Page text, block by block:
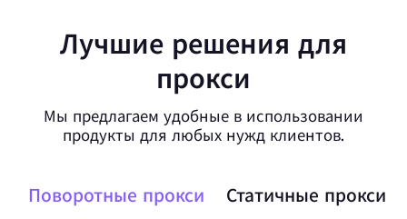
Лучшие решения для
прокси
Мы предлагаем удобные в использовании
продукты для любых нужд клиентов.
Поворотные прокси Статичные прокси